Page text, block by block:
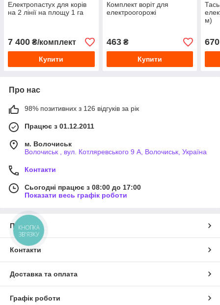
Електропастух для корів
на 2 лінії на площу 1 га
7 400 ₴/комплект
Купити
Комплект воріт для
електроогорожі
463₴
Купити
м)
670
Про нас
98% позитивних з 126 відгуків за рік
Працює з 01.12.2011
м. Волочиськ
Волочиськ , вул. Котляревського 9 А, Волочиськ, Україна
Контакти
Сьогодні працює з 08:00 до 17:00
Показати весь графік роботи
Про нас
Контакти
Доставка та оплата
Графік роботи
КНОПКА
ЗВ'ЯЗКУ